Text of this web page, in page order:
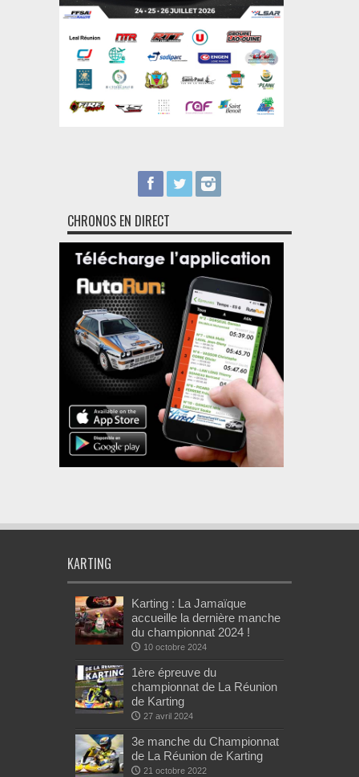
CHRONOS EN DIRECT
KARTING
Karting : La Jamaïque
accueille la dernière manche
du championnat 2024 !
10 octobre 2024
1ère épreuve du
championnat de La Réunion
de Karting
27 avril 2024
3e manche du Championnat
de La Réunion de Karting
21 octobre 2022